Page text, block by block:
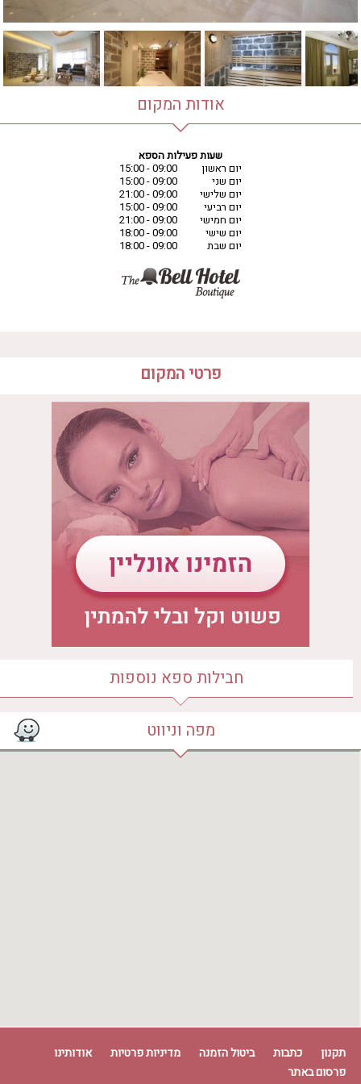
אודות המקום
שעות פעילות הספא
יום ראשון
09:00 - 15:00
יום שני
09:00 - 15:00
יום שלישי
09:00 - 21:00
יום רביעי
09:00 - 15:00
יום חמישי
09:00 - 21:00
יום שישי
09:00 - 18:00
יום שבת
09:00 - 18:00
פרטי המקום
שעות פעילות הספא
09:00 - 15:00
09:00 - 15:00
יום שלישי
09:00 - 21:00
09:00 - 21:00
09:00 - 18:00
09:00 - 18:00
לדף בית הספא
חבילות ספא נוספות
מפה וניווט
תקנון כתבות ביטול הזמנה מדיניות פרטיות
אודותינו
פרסום באתר